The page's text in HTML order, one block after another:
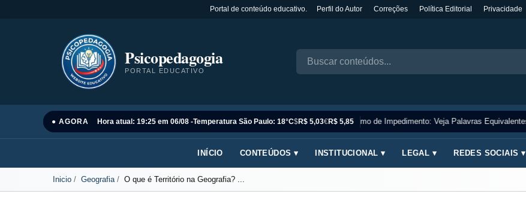
Portal de conteúdo educativo. Perfil do Autor Correções Política Editorial Privacidade
Psicopedagogia
PORTAL EDUCATIVO
● AGORA Hora atual: 19:25 em 06/08 -Temperatura São Paulo: 18°C$R$ 5,03€R$ 5,85
Sinônimo de Impedimento: Veja Palavras Equivalentes
INÍCIO CONTEÚDOS ▾ INSTITUCIONAL ▾ LEGAL ▾ REDES SOCIAIS ▾
Inicio Geografia O que é Território na Geografia? ...